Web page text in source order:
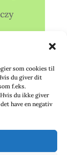
som cookies til
du giver dit
f.eks.
du ikke giver
have en negativ